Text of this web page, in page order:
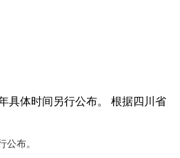
具体时间另行公布。 根据四川省
公布。